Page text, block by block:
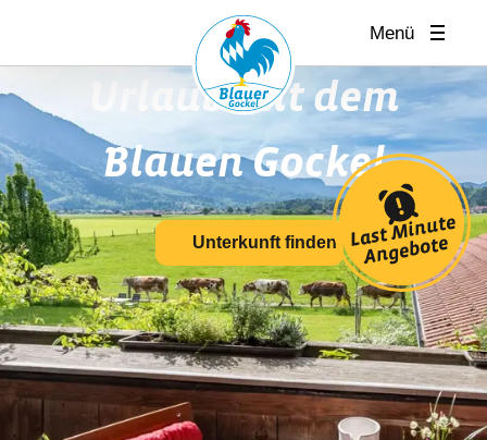
Menü
Last
Minute
Angebote
Urlaub mit dem
Blauen Gockel
Unterkunft finden